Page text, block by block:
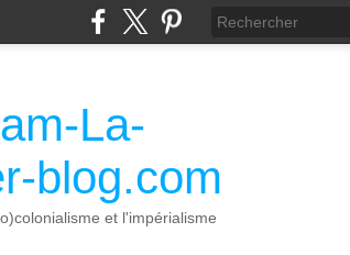
La-
blog.com
et l'impérialisme